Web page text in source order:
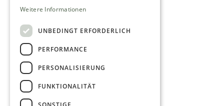
Weitere Informationen
UNBEDINGT ERFORDERLICH
PERFORMANCE
PERSONALISIERUNG
FUNKTIONALITÄT